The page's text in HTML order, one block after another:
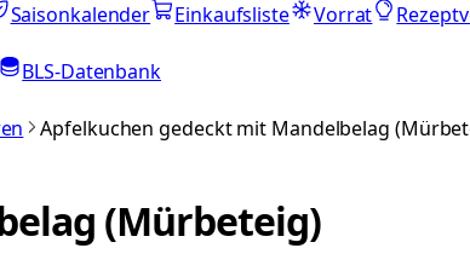
Saisonkalender Einkaufsliste Vorrat
BLS-Datenbank
Apfelkuchen gedeckt mit Mandelbelag
(Mürbeteig)